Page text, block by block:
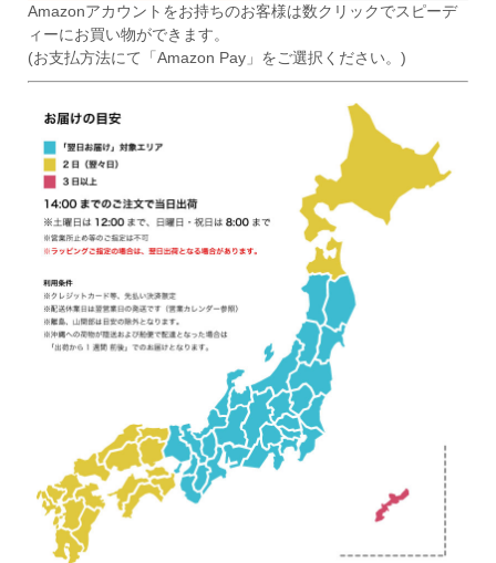
Amazonアカウントをお持ちのお客様は数クリックでスピーデ
ィーにお買い物ができます。
(お支払方法にて「Amazon Pay」をご選択ください。)